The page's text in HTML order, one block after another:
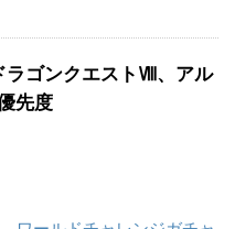
ラゴンクエストⅧ、アル
先度